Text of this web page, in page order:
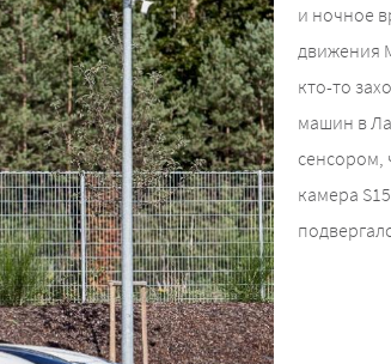
и ночное
движения
кто-то
машин в
сенсором,
камера